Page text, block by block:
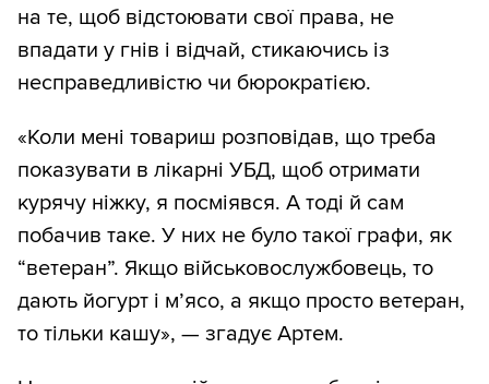
на те, щоб відстоювати свої права, не
впадати у гнів і відчай, стикаючись із
несправедливістю чи бюрократією.
«Коли мені товариш розповідав, що треба
показувати в лікарні УБД, щоб отримати
курячу ніжку, я посміявся. А тоді й сам
побачив таке. У них не було такої графи, як
“ветеран”. Якщо військовослужбовець, то
дають йогурт і м’ясо, а якщо просто ветеран,
то тільки кашу», — згадує Артем.